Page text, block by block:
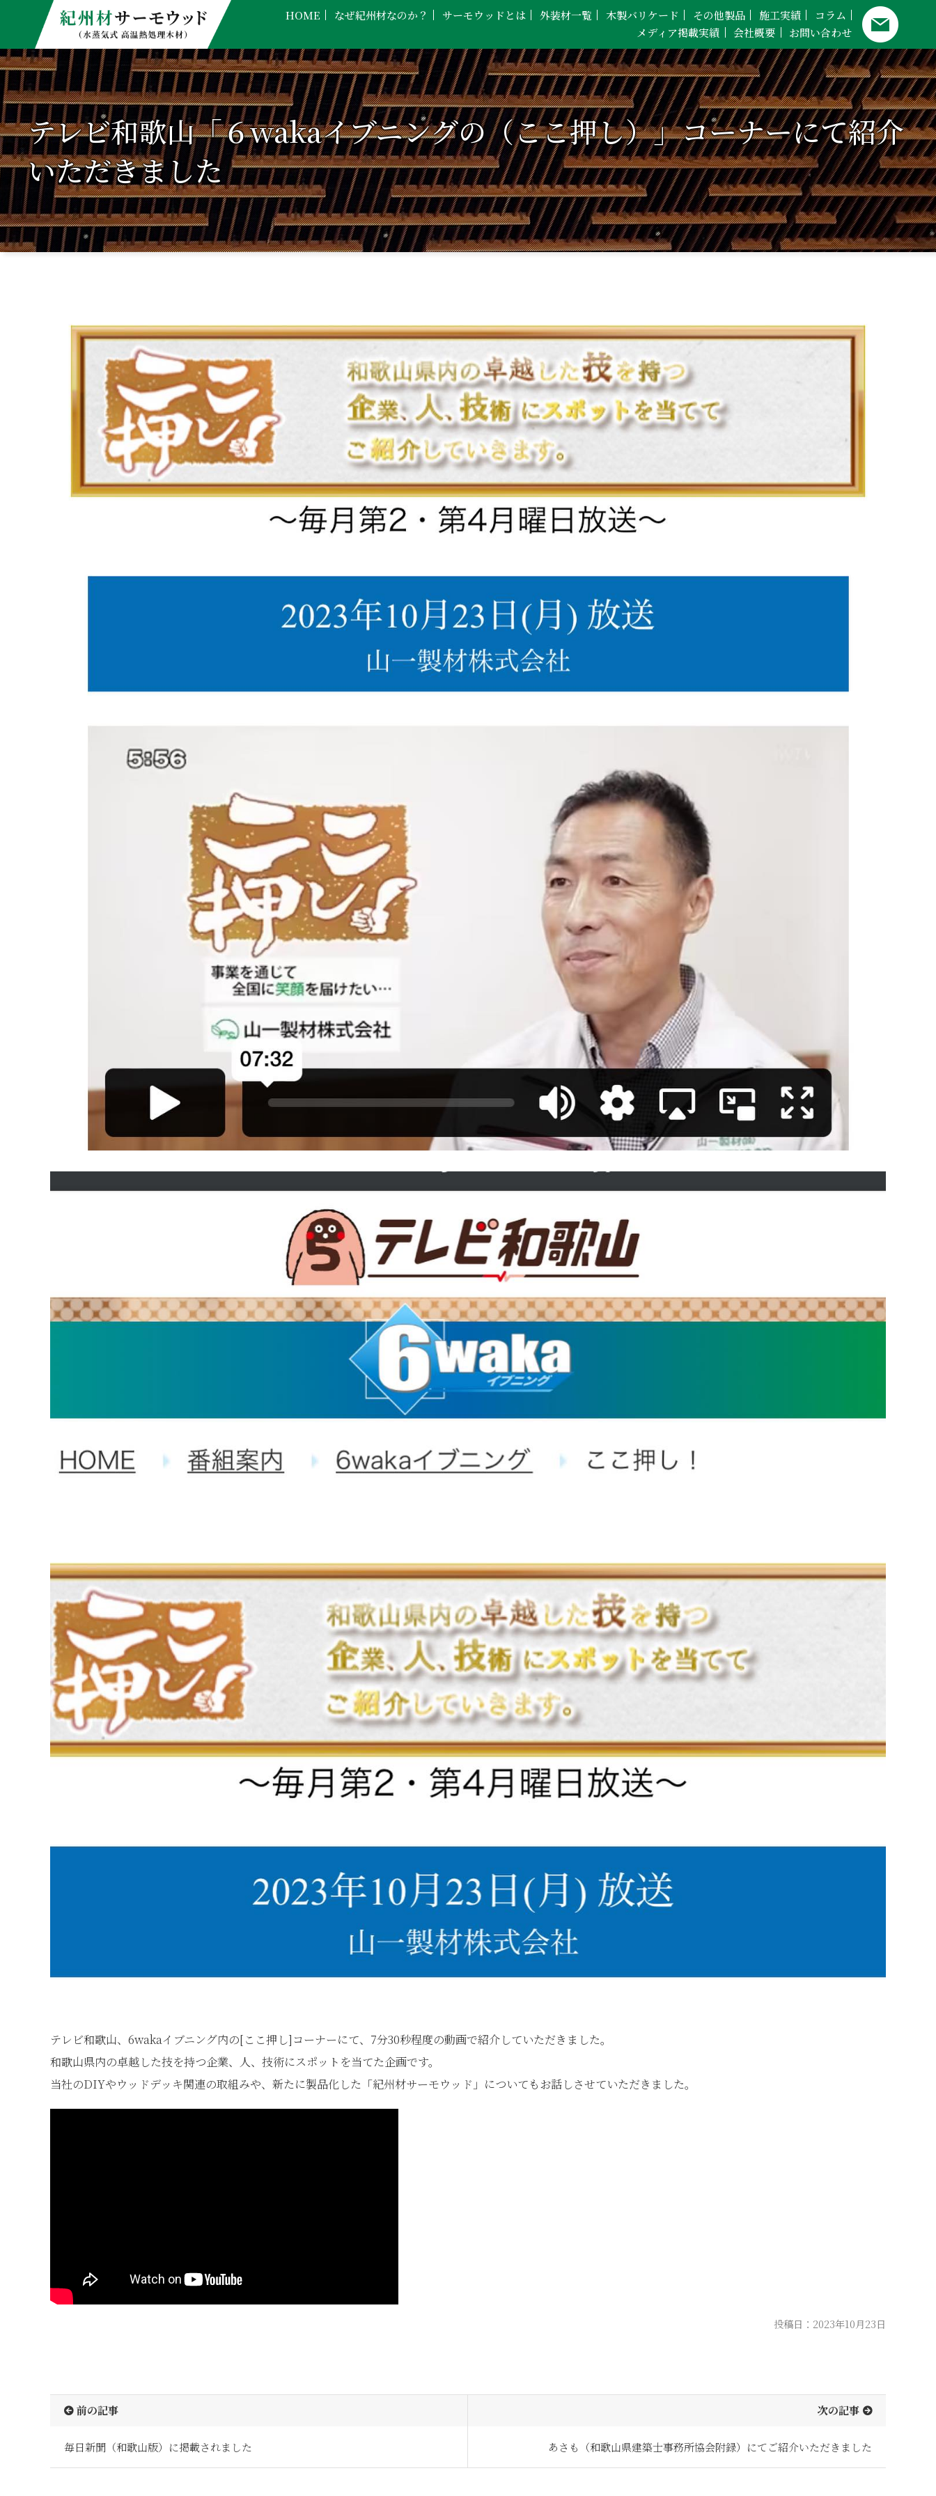
HOME なぜ紀州材なのか？ サーモウッドとは 外装材一覧 木製バリケード その他製品 施工実績
コラム
メディア掲載実績
会社概要 お問い合わせ
テレビ和歌山「６wakaイブニングの（ここ押し）」コーナーにて紹介
いただきました
テレビ和歌山、6wakaイブニング内の[ここ押し]コーナーにて、7分30秒程度の動画で紹介していただきました。
和歌山県内の卓越した技を持つ企業、人、技術にスポットを当てた企画です。
当社のDIYやウッドデッキ関連の取組みや、新たに製品化した「紀州材サーモウッド」についてもお話しさせていただきました。
投稿日：2023年10月23日
前の記事
毎日新聞（和歌山版）に掲載されました
次の記事
あさも（和歌山県建築士事務所協会附録）にてご紹介いただきました